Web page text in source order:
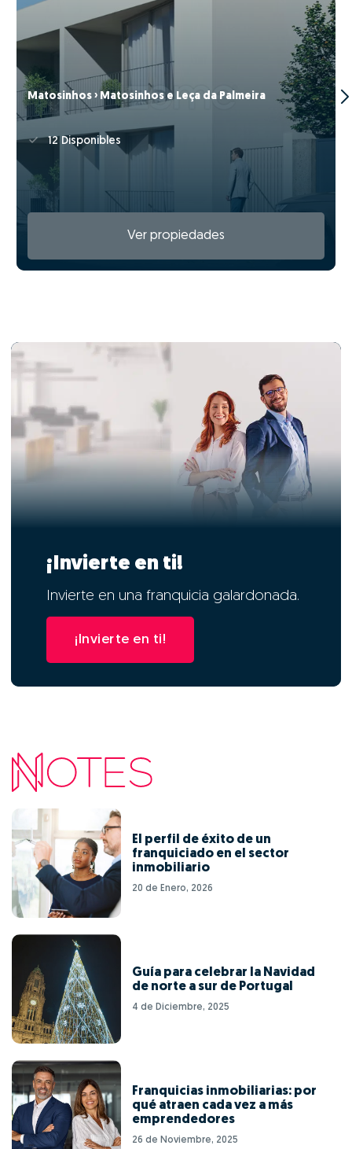
Matosinhos › Matosinhos e Leça da Palmeira
12 Disponibles
Ver propiedades
¡Invierte en ti!
Invierte en una franquicia galardonada.
¡Invierte en ti!
El perfil de éxito de un
franquiciado en el sector
inmobiliario
20 de Enero, 2026
Guía para celebrar la Navidad
de norte a sur de Portugal
4 de Diciembre, 2025
Franquicias inmobiliarias: por
qué atraen cada vez a más
emprendedores
26 de Noviembre, 2025